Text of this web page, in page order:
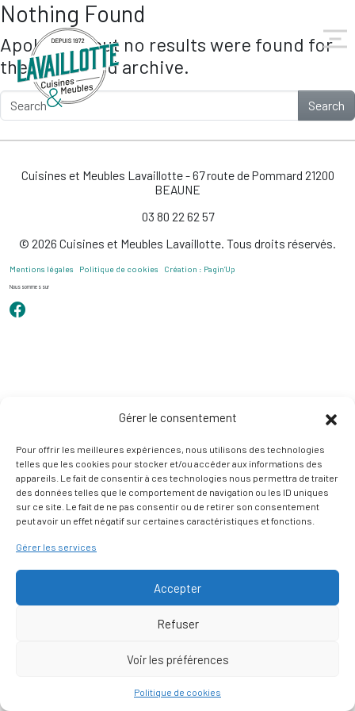
Gérer le consentement
Pour offrir les meilleures expériences, nous utilisons des technologies
telles que les cookies pour stocker et/ou accéder aux informations des
appareils. Le fait de consentir à ces technologies nous permettra de traiter
des données telles que le comportement de navigation ou les ID uniques
sur ce site. Le fait de ne pas consentir ou de retirer son consentement
peut avoir un effet négatif sur certaines caractéristiques et fonctions.
Gérer les services
Accepter
Refuser
Voir les préférences
Politique de cookies
Skip to main content
Nothing Found
Apologies, but no results were found for
the requested archive.
Search
Cuisines et Meubles Lavaillotte - 67 route de Pommard 21200
BEAUNE
03 80 22 62 57
© 2026 Cuisines et Meubles Lavaillotte. Tous droits réservés.
Mentions légales Politique de cookies Création : Pagin’Up
Nous sommes sur